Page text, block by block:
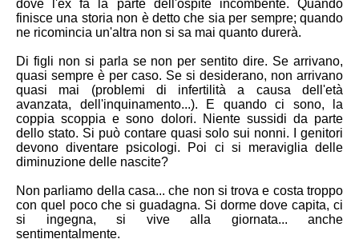
dove l'ex fa la parte dell'ospite incombente. Quando
finisce una storia non è detto che sia per sempre; quando
ne ricomincia un'altra non si sa mai quanto durerà.
Di figli non si parla se non per sentito dire. Se arrivano,
quasi sempre è per caso. Se si desiderano, non arrivano
quasi mai (problemi di infertilità a causa dell'età
avanzata, dell'inquinamento...). E quando ci sono, la
coppia scoppia e sono dolori. Niente sussidi da parte
dello stato. Si può contare quasi solo sui nonni. I genitori
devono diventare psicologi. Poi ci si meraviglia delle
diminuzione delle nascite?
Non parliamo della casa... che non si trova e costa troppo
con quel poco che si guadagna. Si dorme dove capita, ci
si ingegna, si vive alla giornata... anche
sentimentalmente.